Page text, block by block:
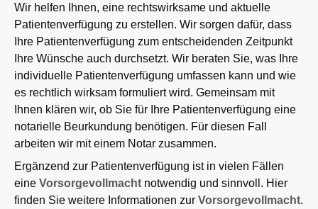
Wir helfen Ihnen, eine rechtswirksame und aktuelle
Patientenverfügung zu erstellen. Wir sorgen dafür, dass
Ihre Patientenverfügung zum entscheidenden Zeitpunkt
Ihre Wünsche auch durchsetzt. Wir beraten Sie, was Ihre
individuelle Patientenverfügung umfassen kann und wie
es rechtlich wirksam formuliert wird. Gemeinsam mit
Ihnen klären wir, ob Sie für Ihre Patientenverfügung eine
notarielle Beurkundung benötigen. Für diesen Fall
arbeiten wir mit einem Notar zusammen.
Ergänzend zur Patientenverfügung ist in vielen Fällen
eine Vorsorgevollmacht notwendig und sinnvoll. Hier
finden Sie weitere Informationen zur Vorsorgevollmacht.